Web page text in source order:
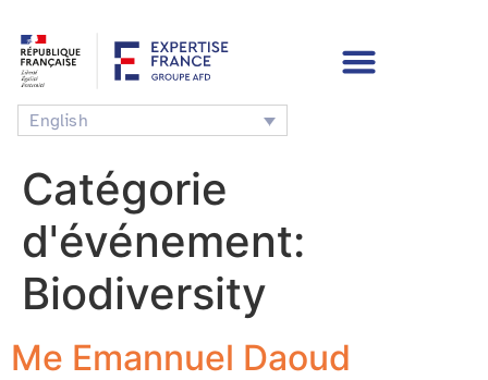
English
Catégorie
d'événement:
Biodiversity
Me Emannuel Daoud